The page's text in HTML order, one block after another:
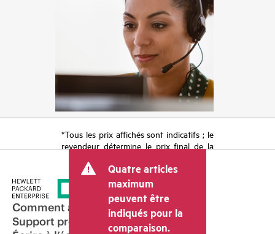
*Tous les prix affichés sont indicatifs ; le
revendeur détermine le prix final de la
tels que la TVA ou les taxes sur la vente
et les frais d’expédition. Le prix de la
transaction déterminé par le revendeur
peut varier par rapport à d’autres
revendeurs et au prix indicatif affiché.
Les prix indicatifs peuvent inclure des
Quatre articles
maximum
peuvent être
indiqués pour la
comparaison.
Comment acheter
Support produit